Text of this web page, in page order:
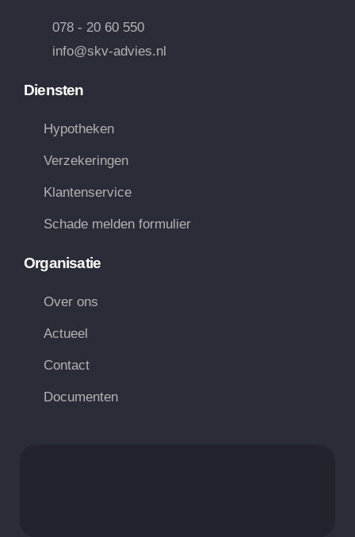
078 - 20 60 550
info@skv-advies.nl
Diensten
Hypotheken
Verzekeringen
Klantenservice
Schade melden formulier
Organisatie
Over ons
Actueel
Contact
Documenten